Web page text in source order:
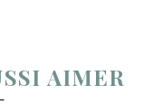
AIMER